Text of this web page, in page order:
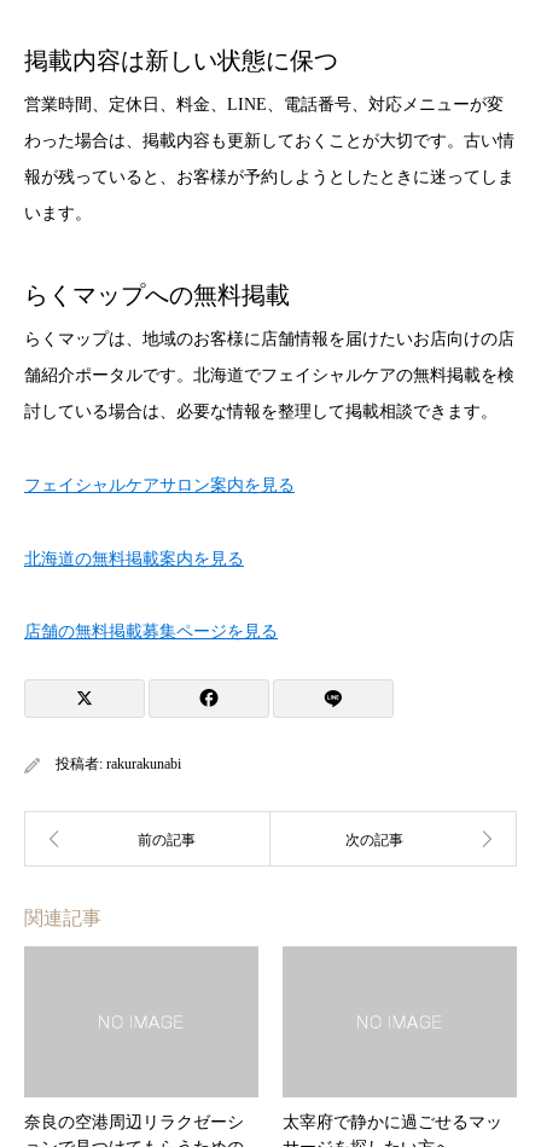
掲載内容は新しい状態に保つ
営業時間、定休日、料金、LINE、電話番号、対応メニューが変
わった場合は、掲載内容も更新しておくことが大切です。古い情
報が残っていると、お客様が予約しようとしたときに迷ってしま
います。
らくマップへの無料掲載
らくマップは、地域のお客様に店舗情報を届けたいお店向けの店
舗紹介ポータルです。北海道でフェイシャルケアの無料掲載を検
討している場合は、必要な情報を整理して掲載相談できます。
フェイシャルケアサロン案内を見る
北海道の無料掲載案内を見る
店舗の無料掲載募集ページを見る
投稿者: rakurakunabi
関連記事
奈良の空港周辺リラクゼーシ
太宰府で静かに過ごせるマッ